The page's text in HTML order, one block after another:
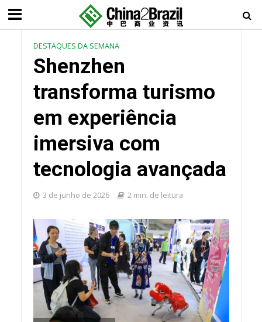
DESTAQUES DA SEMANA
Shenzhen
transforma turismo
em experiência
imersiva com
tecnologia avançada
3 de junho de 2026 2 min. de leitura